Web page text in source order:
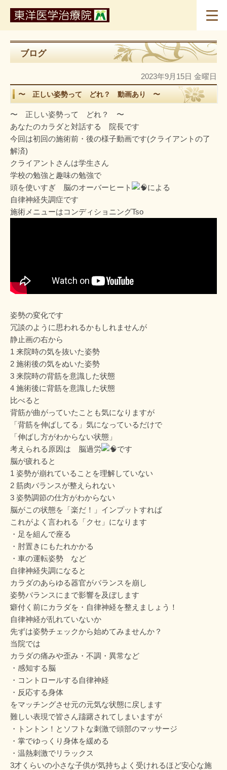
ブログ
2023年9月15日 金曜日
〜 正しい姿勢って どれ？ 動画あり 〜
〜 正しい姿勢って どれ？ 〜
あなたのカラダと対話する 院長です
今回は初回の施術前・後の様子動画です(クライアントの了
解済)
クライアントさんは学生さん
学校の勉強と趣味の勉強で
頭を使いすぎ 脳のオーバーヒート
による
自律神経失調症です
施術メニューはコンディショニングTso
姿勢の変化です
冗談のように思われるかもしれませんが
静止画の右から
1 来院時の気を抜いた姿勢
2 施術後の気をぬいた姿勢
3 来院時の背筋を意識した状態
4 施術後に背筋を意識した状態
比べると
背筋が曲がっていたことも気になりますが
「背筋を伸ばしてる」気になっているだけで
「伸ばし方がわからない状態」
考えられる原因は 脳過労
です
脳が疲れると
1 姿勢が崩れていることを理解していない
2 筋肉バランスが整えられない
3 姿勢調節の仕方がわからない
脳がこの状態を「楽だ！」インプットすれば
これがよく言われる「クセ」になります
・足を組んで座る
・肘置きにもたれかかる
・車の運転姿勢 など
自律神経失調になると
カラダのあらゆる器官がバランスを崩し
姿勢バランスにまで影響を及ぼします
癖付く前にカラダを・自律神経を整えましょう！
自律神経が乱れていないか
先ずは姿勢チェックから始めてみませんか？
当院では
カラダの痛みや歪み・不調・異常など
・感知する脳
・コントロールする自律神経
・反応する身体
をマッチングさせ元の元気な状態に戻します
難しい表現で皆さん躊躇されてしまいますが
・トントン！とソフトな刺激で頭部のマッサージ
・掌でゆっくり身体を緩める
・温熱刺激でリラックス
3才くらいの小さな子供が気持ちよく受けれるほど安心な施